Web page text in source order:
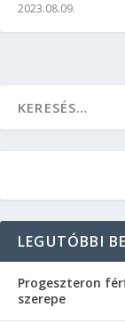
2023.08.09.
LEGUTÓBBI
Progeszteron
szerepe